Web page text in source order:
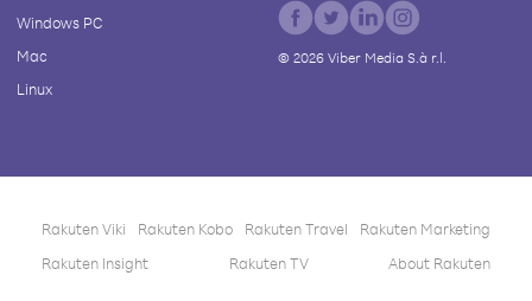
Windows PC
Mac
Linux
© 2026Viber Media S.à r.l.
Rakuten Viki Rakuten Kobo Rakuten Travel
Rakuten Marketing
Rakuten Insight
Rakuten TV About Rakuten